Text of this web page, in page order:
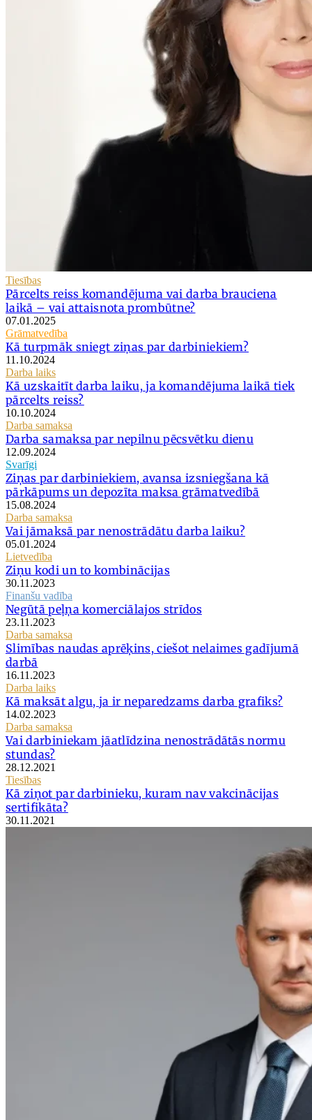
Tiesības
Pārcelts reiss komandējuma vai darba brauciena
laikā – vai attaisnota prombūtne?
07.01.2025
Grāmatvedība
Kā turpmāk sniegt ziņas par darbiniekiem?
11.10.2024
Darba laiks
Kā uzskaitīt darba laiku, ja komandējuma laikā tiek
pārcelts reiss?
10.10.2024
Darba samaksa
Darba samaksa par nepilnu pēcsvētku dienu
12.09.2024
Svarīgi
Ziņas par darbiniekiem, avansa izsniegšana kā
pārkāpums un depozīta maksa grāmatvedībā
15.08.2024
Darba samaksa
Vai jāmaksā par nenostrādātu darba laiku?
05.01.2024
Lietvedība
Ziņu kodi un to kombinācijas
30.11.2023
Finanšu vadība
Negūtā peļņa komerciālajos strīdos
23.11.2023
Darba samaksa
Slimības naudas aprēķins, ciešot nelaimes gadījumā
darbā
16.11.2023
Darba laiks
Kā maksāt algu, ja ir neparedzams darba grafiks?
14.02.2023
Darba samaksa
Vai darbiniekam jāatlīdzina nenostrādātās normu
stundas?
28.12.2021
Tiesības
Kā ziņot par darbinieku, kuram nav vakcinācijas
sertifikāta?
30.11.2021